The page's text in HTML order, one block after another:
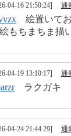
04-16 21:50:24] 通
絵置いて
もちまちま
04-19 13:10:17] 通
ラクガキ
04-24 21:44:29] 通